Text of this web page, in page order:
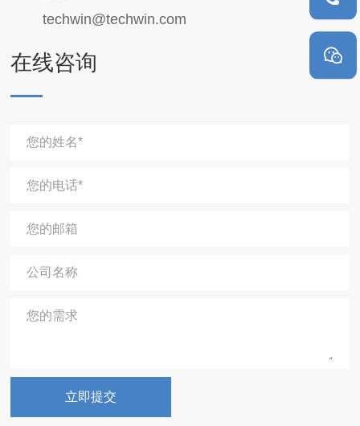
techwin@techwin.com
在线咨询
您的姓名*
您的电话*
您的邮箱
公司名称
您的需求